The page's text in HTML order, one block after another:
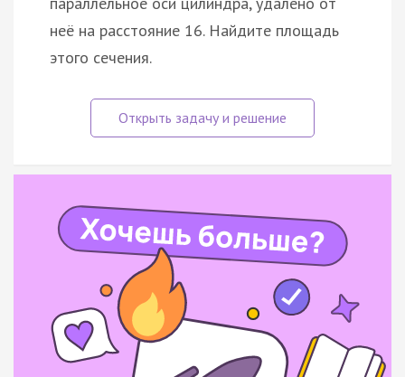
неё на расстояние 16. Найдите площадь
этого сечения.